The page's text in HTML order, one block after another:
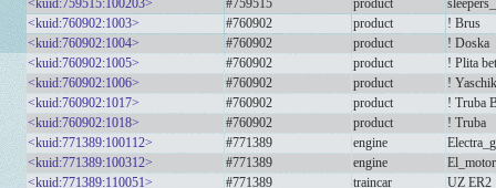
<kuid:759515:100203> #759515 product
<kuid:760902:1003>
#760902 product
! Brus
<kuid:760902:1004>
#760902 product
! Doska
<kuid:760902:1005>
#760902 product
! Plita
<kuid:760902:1006>
#760902 product
!
<kuid:760902:1017>
#760902 product
! Truba
<kuid:760902:1018>
#760902 product
! Truba
<kuid:771389:100112>
#771389 engine
<kuid:771389:100312>
#771389 engine
<kuid:771389:110051>
#771389 traincar
UZ ER2